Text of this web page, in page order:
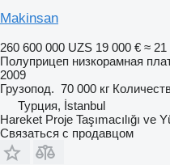
Makinsan
260 600 000 UZS 19 000 € ≈ 21
Полуприцеп низкорамная
2009
Грузопод. 70 000 кг
Турция, İstanbul
Hareket Proje Taşımacılığı ve
Связаться с продавцом